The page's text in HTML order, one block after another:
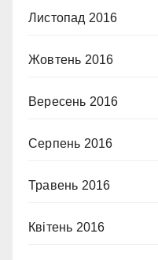
Листопад 2016
Жовтень 2016
Вересень 2016
Серпень 2016
Травень 2016
Квітень 2016